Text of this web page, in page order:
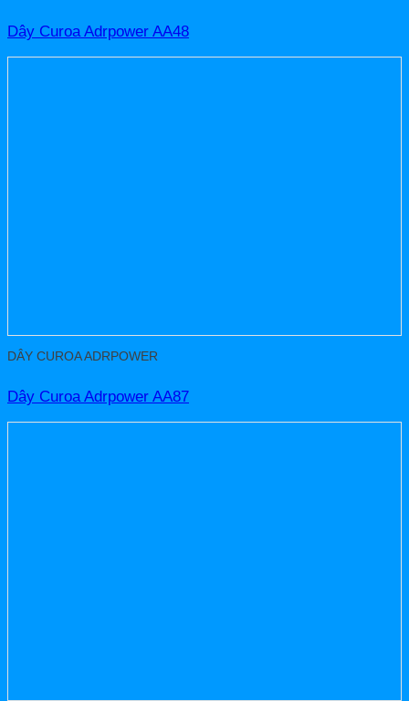
Dây Curoa Adrpower AA48
DÂY CUROA ADRPOWER
Dây Curoa Adrpower AA87